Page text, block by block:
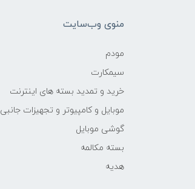
منوی وب‌سایت
مودم
سیمکارت
خرید و تمدید بسته های اینترنت
موبایل و کامپیوتر و تجهیزات جانبی
گوشی موبایل
بسته مکالمه
هدیه